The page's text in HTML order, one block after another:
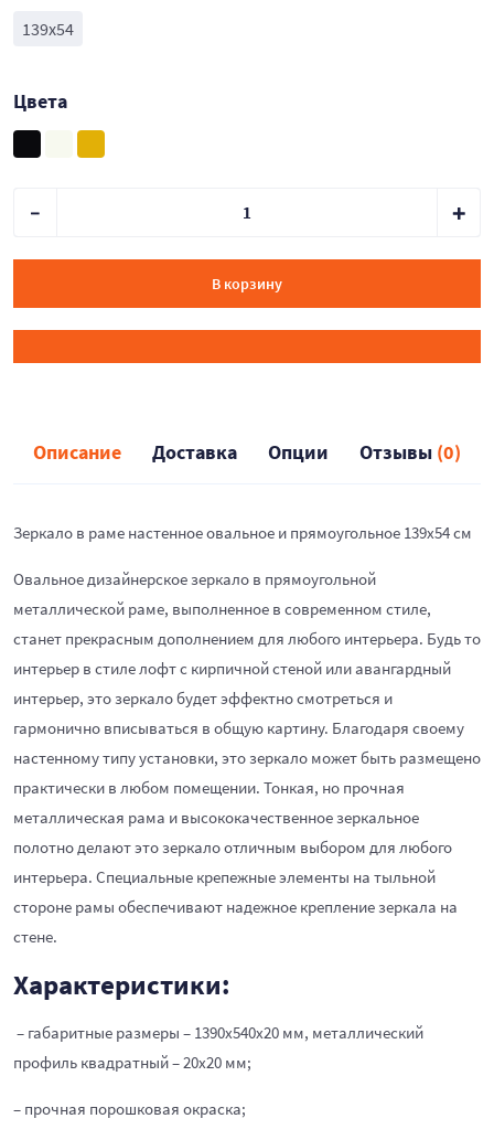
139х54
Цвета
В корзину
Описание Доставка Опции Отзывы (0)
Зеркало в раме настенное овальное и прямоугольное 139х54 см
Овальное дизайнерское зеркало в прямоугольной
металлической раме, выполненное в современном стиле,
станет прекрасным дополнением для любого интерьера. Будь то
интерьер в стиле лофт с кирпичной стеной или авангардный
интерьер, это зеркало будет эффектно смотреться и
гармонично вписываться в общую картину. Благодаря своему
настенному типу установки, это зеркало может быть размещено
практически в любом помещении. Тонкая, но прочная
металлическая рама и высококачественное зеркальное
полотно делают это зеркало отличным выбором для любого
интерьера. Специальные крепежные элементы на тыльной
стороне рамы обеспечивают надежное крепление зеркала на
стене.
Характеристики:
– габаритные размеры – 1390х540х20 мм, металлический
профиль квадратный – 20х20 мм;
– прочная порошковая окраска;